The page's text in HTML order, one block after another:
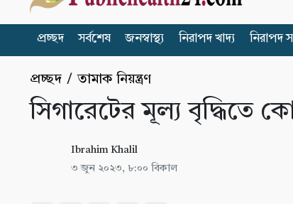
প্রচ্ছদ সর্বশেষ জনস্বাস্থ্য নিরাপদ খাদ্য নিরাপদ
প্রচ্ছদ /তামাক নিয়ন্ত্রণ
সিগারেটের মূল্য বৃদ্ধিতে
Ibrahim Khalil
৩ জুন ২০২৩, ৮:০০ বিকাল